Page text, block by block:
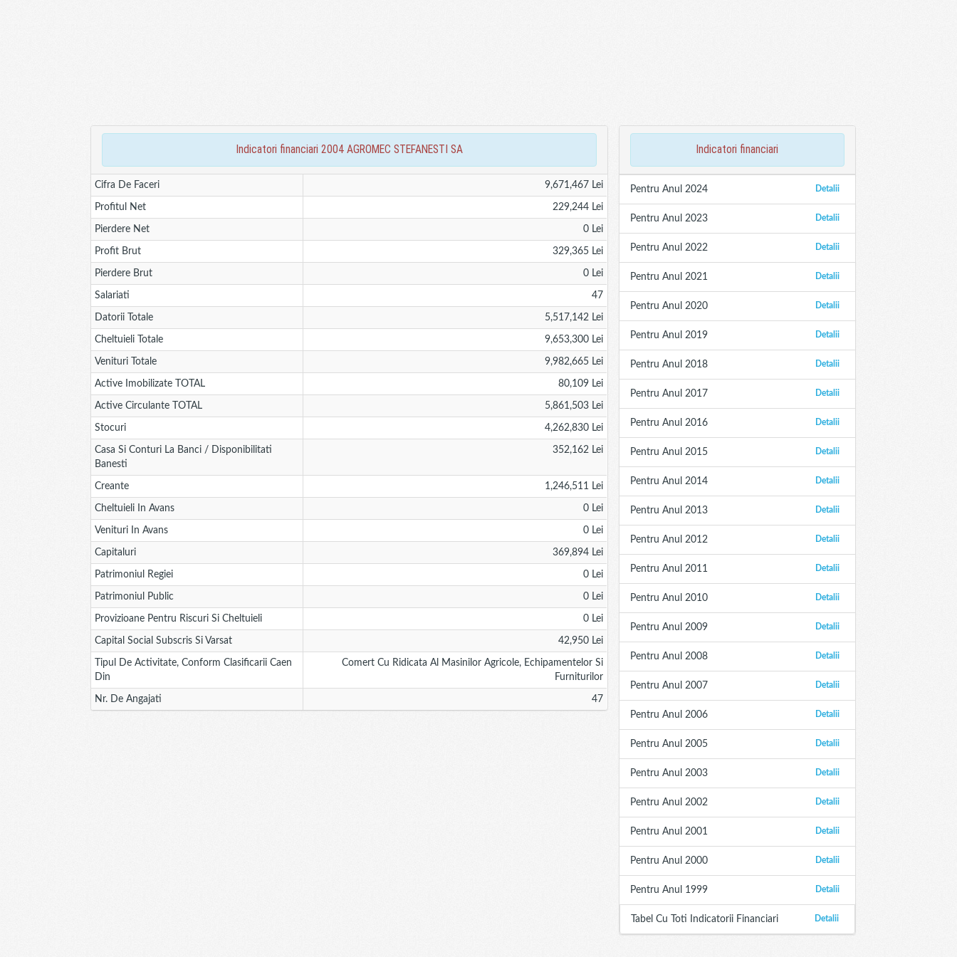
indicatori financiari 2004 AGROMEC STEFANESTI SA
Cifra De Faceri 9,671,467 Lei
Profitul Net 229,244 Lei
Pierdere Net 0 Lei
Profit Brut 329,365 Lei
Pierdere Brut 0 Lei
Salariati 47
Datorii Totale 5,517,142 Lei
Cheltuieli Totale 9,653,300 Lei
Venituri Totale 9,982,665 Lei
Active Imobilizate TOTAL 80,109 Lei
Active Circulante TOTAL 5,861,503 Lei
Stocuri 4,262,830 Lei
Casa Si Conturi La Banci / Disponibilitati
Banesti
352,162 Lei
Creante 1,246,511 Lei
Cheltuieli In Avans 0 Lei
Venituri In Avans 0 Lei
Capitaluri 369,894 Lei
Patrimoniul Regiei 0 Lei
Patrimoniul Public 0 Lei
Provizioane Pentru Riscuri Si Cheltuieli 0 Lei
Capital Social Subscris Si Varsat 42,950 Lei
Tipul De Activitate, Conform Clasificarii Caen
Din
Comert Cu Ridicata Al Masinilor Agricole, Echipamentelor Si
Furniturilor
Nr. De Angajati 47
indicatori financiari
Detalii
Pentru Anul 2024
Detalii
Pentru Anul 2023
Detalii
Pentru Anul 2022
Detalii
Pentru Anul 2021
Detalii
Pentru Anul 2020
Detalii
Pentru Anul 2019
Detalii
Pentru Anul 2018
Detalii
Pentru Anul 2017
Detalii
Pentru Anul 2016
Detalii
Pentru Anul 2015
Detalii
Pentru Anul 2014
Detalii
Pentru Anul 2013
Detalii
Pentru Anul 2012
Detalii
Pentru Anul 2011
Detalii
Pentru Anul 2010
Detalii
Pentru Anul 2009
Detalii
Pentru Anul 2008
Detalii
Pentru Anul 2007
Detalii
Pentru Anul 2006
Detalii
Pentru Anul 2005
Detalii
Pentru Anul 2003
Detalii
Pentru Anul 2002
Detalii
Pentru Anul 2001
Detalii
Pentru Anul 2000
Detalii
Pentru Anul 1999
Detalii
Tabel Cu Toti Indicatorii Financiari